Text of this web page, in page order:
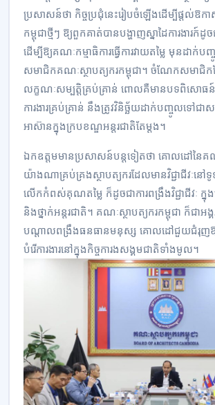
ប្រសាសន៍ថា កិច្ចប្រជុំនេះរៀបចំឡើងដើម្បីផ្តល់ឱក
កម្ពុជាថ្មីៗ ឱ្យពួកគាត់បានបង្ហាញស្នាដៃការងារ
ដើម្បីឱ្យគណៈកម្មាធិការធ្វើការវាយតម្លៃ មុនដាក់ប
សមាជិកគណៈស្ថាបត្យករកម្ពុជា។ ចំណែកសមាជិក
លក្ខណៈសម្បត្តិគ្រប់គ្រាន់ ពោលគឺមានបទពិសោ
ការងារគ្រប់គ្រាន់ នឹងត្រូវវិនិច្ឆ័យដាក់បញ្ចូលទៅជា
អាស៊ានក្នុងក្របខណ្ឌអន្តរជាតិតែម្តង។
ឯកឧត្តមមានប្រសាសន៍បន្តទៀតថា គោលដៅនៃគណៈ
យ៉ាងណាគ្រប់គ្រងស្ថាបត្យករ​ដែលមានវិជ្ជាជីវៈនៅ
លើកកំពស់គុណតម្លៃ ក៏ដូចជាការ​ពង្រឹង​វិជ្ជាជីវៈ ក្នុ
និងថ្នាក់អន្តរជាតិ។ គណៈស្ថាបត្យករកម្ពុជា ក៏ជាអ
បណ្តាលពង្រឹងធនធានមនុស្ស គោលដៅជួយជំរុញឱ្
បំរើការងារនៅក្នុងកិច្ចការងសង្គមជាតិទាំងមូល។